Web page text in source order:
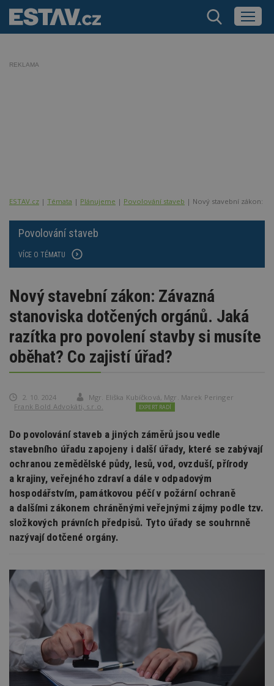
REKLAMA
ESTAV.cz Témata Plánujeme Povolování staveb Nový stavební zákon:
Povolování staveb
VÍCE O TÉMATU
Nový stavební zákon: Závazná
stanoviska dotčených orgánů. Jaká
razítka pro povolení stavby si musíte
oběhat? Co zajistí úřad?
2. 10. 2024 Mgr. Eliška Kubíčková, Mgr. Marek Peringer
Frank Bold Advokáti, s.r.o.
EXPERT RADÍ
Do povolování staveb a jiných záměrů jsou vedle
stavebního úřadu zapojeny i další úřady, které se zabývají
ochranou zemědělské půdy, lesů, vod, ovzduší, přírody
a krajiny, veřejného zdraví a dále v odpadovým
hospodářstvím, památkovou péčí v požární ochraně
a dalšími zákonem chráněnými veřejnými zájmy podle tzv.
složkových právních předpisů. Tyto úřady se souhrnně
nazývají dotčené orgány.